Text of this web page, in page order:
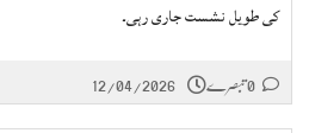
کی طویل نشست جاری رہی۔
12/04/2026